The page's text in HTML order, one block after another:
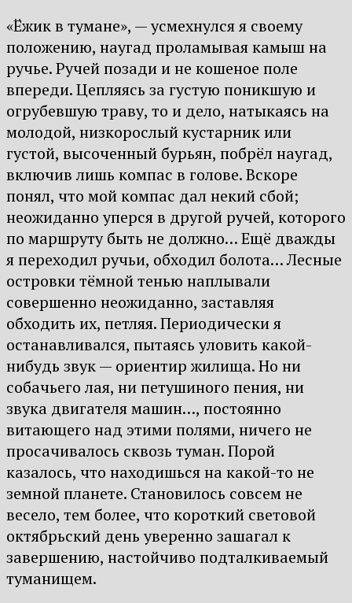
«Ёжик в тумане», — усмехнулся я своему
положению, наугад проламывая камыш на
ручье. Ручей позади и не кошеное поле
впереди. Цепляясь за густую поникшую и
огрубевшую траву, то и дело, натыкаясь на
молодой, низкорослый кустарник или
густой, высоченный бурьян, побрёл наугад,
включив лишь компас в голове. Вскоре
понял, что мой компас дал некий сбой;
неожиданно уперся в другой ручей, которого
по маршруту быть не должно… Ещё дважды
я переходил ручьи, обходил болота… Лесные
островки тёмной тенью наплывали
совершенно неожиданно, заставляя
обходить их, петляя. Периодически я
останавливался, пытаясь уловить какой-
нибудь звук — ориентир жилища. Но ни
собачьего лая, ни петушиного пения, ни
звука двигателя машин…, постоянно
витающего над этими полями, ничего не
просачивалось сквозь туман. Порой
казалось, что находишься на какой-то не
земной планете. Становилось совсем не
весело, тем более, что короткий световой
октябрьский день уверенно зашагал к
завершению, настойчиво подталкиваемый
туманищем.